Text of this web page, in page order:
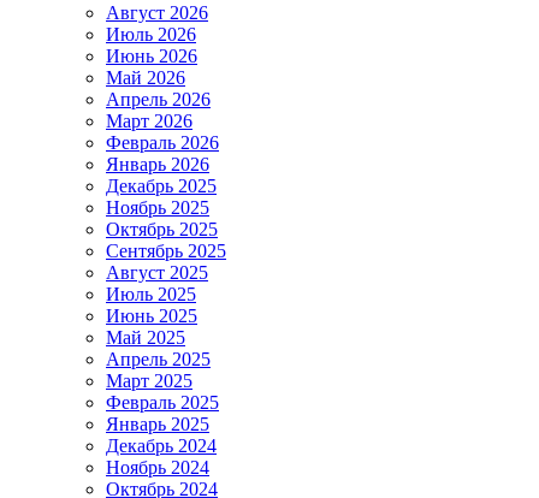
Август 2026
Июль 2026
Июнь 2026
Май 2026
Апрель 2026
Март 2026
Февраль 2026
Январь 2026
Декабрь 2025
Ноябрь 2025
Октябрь 2025
Сентябрь 2025
Август 2025
Июль 2025
Июнь 2025
Май 2025
Апрель 2025
Март 2025
Февраль 2025
Январь 2025
Декабрь 2024
Ноябрь 2024
Октябрь 2024